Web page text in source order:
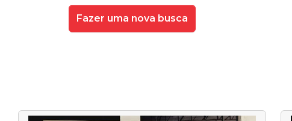
Fazer uma nova busca